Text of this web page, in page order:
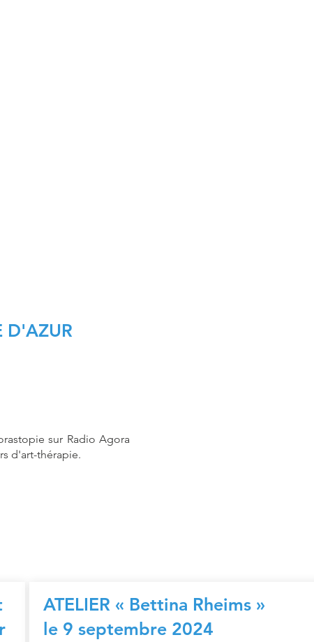
D'AZUR
sur Radio Agora
d'art-thérapie.
ATELIER « Bettina Rheims »
le 9 septembre 2024